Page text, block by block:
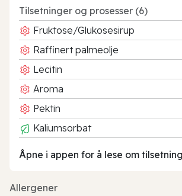
Tilsetninger og prosesser (6)
Fruktose/Glukosesirup
Raffinert palmeolje
Lecitin
Aroma
Pektin
Kaliumsorbat
Åpne i appen for å lese om
Allergener